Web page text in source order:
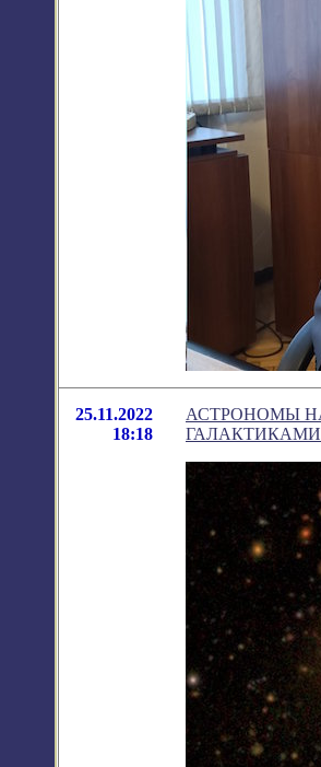
25.11.2022
18:18
АСТРОНОМЫ
ГАЛАКТИКАМИ